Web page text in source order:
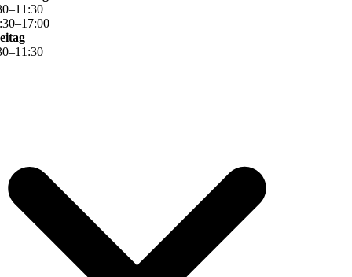
–11 :30
:30–17:00
–11 :30